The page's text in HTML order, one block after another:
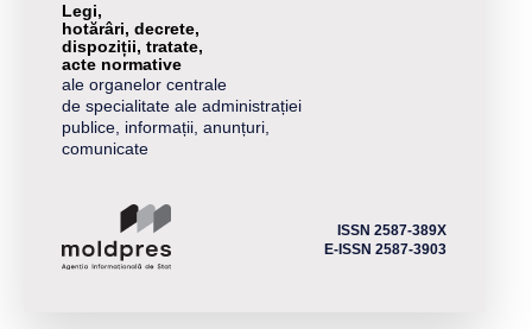
Legi,
hotărâri, decrete,
dispoziții, tratate,
acte normative
ale organelor centrale
de specialitate ale administrației
publice, informații, anunțuri,
comunicate
ISSN 2587-389X
E-ISSN 2587-3903